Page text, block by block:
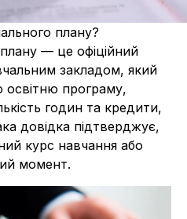
плану?
— це офіційний
закладом, який
освітню програму,
годин та кредити,
довідка підтверджує,
курс навчання або
момент.